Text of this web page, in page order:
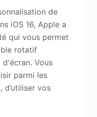
de
iOS 16, Apple a
qui vous permet
rotatif
Vous
parmi les
d’utiliser vos